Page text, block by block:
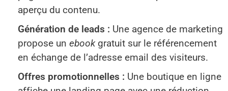
aperçu du contenu.
Génération de leads : Une agence de marketing
propose un ebookgratuit sur le référencement
en échange de l’adresse email des visiteurs.
Offres promotionnelles : Une boutique en ligne